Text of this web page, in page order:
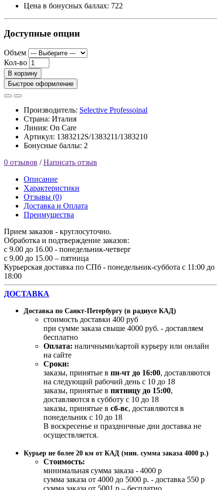
Цена в бонусных баллах: 722
Доступные опции
Объем
Кол-во
В корзину
Быстрое оформление
Производитель: Selective Professoinal
Страна: Италия
Линия: On Care
Артикул: 1383212S/1383211/1383210
Бонусные баллы: 2
0 отзывов /Написать отзыв
Описание
Характеристики
Отзывы (0)
Доставка и Оплата
Преимущества
Прием заказов - круглосуточно.
Обработка и подтверждение заказов:
с 9.00 до 16.00 - понедельник-четверг
с 9.00 до 15.00 – пятница
Курьерская доставка по СПб - понедельник-суббота с 11:00 до
18:00
ДОСТАВКА
Доставка по Санкт-Петербургу (в радиусе КАД)
стоимость доставки 400 руб
при сумме заказа свыше 4000 руб. - доставляем
бесплатно
Оплата: наличными/картой курьеру или онлайн
на сайте
Сроки:
заказы, принятые в пн-чт до 16:00, доставляются
на следующий рабочий день с 10 до 18
заказы, принятые в пятницу до 15:00,
доставляются в субботу с 10 до 18
заказы, принятые в сб-вс, доставляются в
понедельник с 10 до 18
В воскресенье и праздничные дни доставка не
осуществляется.
Курьер не более 20 км от КАД (мин. сумма заказа 4000 р.)
Стоимость:
минимальная сумма заказа - 4000 р
сумма заказа от 4000 до 5000 р. - доставка 550 р